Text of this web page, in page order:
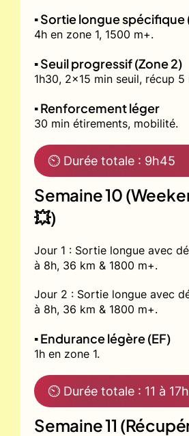
▪️ Sortie longue spécifique
4h en zone 1, 1500 m+.
▪️ Seuil progressif (Zone 2)
1h30, 2x15 min seuil, récup 5
▪️ Renforcement léger
30 min étirements, mobilité.
⏲ Durée totale : 9h45
Semaine 10
💥)
Jour 1 : Sortie longue avec
à 8h, 36 km & 1800 m+.
Jour 2 : Sortie longue avec
à 8h, 36 km & 1800 m+.
▪️ Endurance légère (EF)
1h en zone 1.
⏲ Durée totale : 11 à 17h
Semaine 11